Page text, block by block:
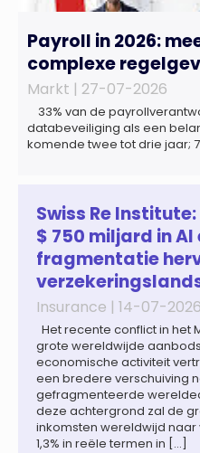
Payroll in 2026:
complexe
Markt | 27-07-2026
33% van de
databeveiliging als een
komende twee tot drie jaar;
zich steeds vaker tot een
43% van […]
Swiss Re
$ 750 miljard in
fragmentatie
Insurance | 14-07-2026
Het recente conflict in het
grote wereldwijde
economische activiteit
een bredere verschuiving
gefragmenteerde
deze achtergrond zal de
inkomsten wereldwijd
1,3% in reële termen in […]